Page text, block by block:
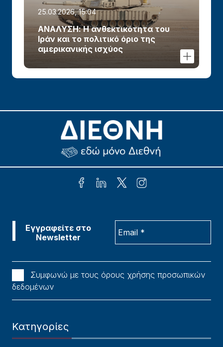
25.03.2026, 15:04
ΑΝΑΛΥΣΗ: Η ανθεκτικότητα του
Ιράν και το πολιτικό όριο της
αμερικανικής ισχύος
Συμφωνώ με τους όρους χρήσης προσωπικών
δεδομένων
Κατηγορίες